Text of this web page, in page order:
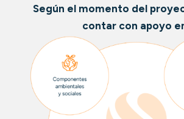
Según el momento del
contar con apoyo